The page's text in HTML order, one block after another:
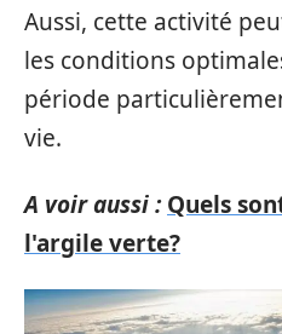
Aussi, cette activité
les conditions
période
vie.
A voir aussi : Quels
l'argile verte?